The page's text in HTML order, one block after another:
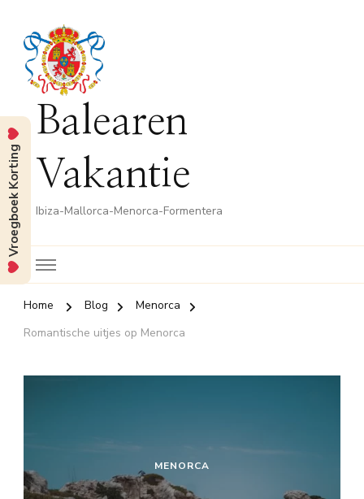
Balearen
Vakantie
Ibiza-Mallorca-Menorca-Formentera
Home Blog
Menorca
Romantische uitjes op Menorca
MENORCA
Vroegboek Korting